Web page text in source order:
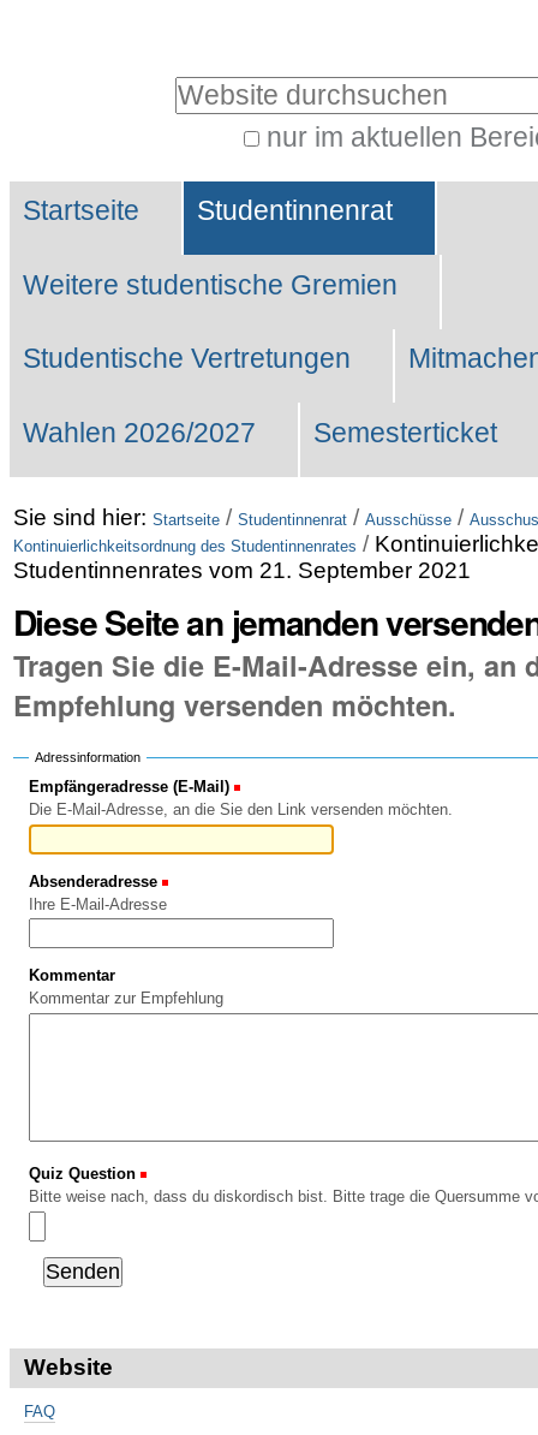
Website durchsuchen
nur im aktuellen
Suche…
Sektionen
Startseite Studentinnenrat
Weitere studentische Gremien
Studentische Vertretungen
Wahlen 2026/2027 Semesterticket
Sie sind hier: Startseite / Studentinnenrat / Ausschüsse /
Kontinuierlichkeitsordnung des Studentinnenrates /
Studentinnenrates vom 21. September 2021
Diese Seite an jemanden
Tragen Sie die E-Mail-Adresse ein, an
Empfehlung versenden möchten.
Adressinformation
Empfängeradresse (E-Mail)
Die E-Mail-Adresse, an die Sie den Link versenden möchten.
Absenderadresse
Ihre E-Mail-Adresse
Kommentar
Kommentar zur Empfehlung
Quiz Question
Bitte weise nach, dass du diskordisch bist. Bitte trage die Quersumme
Website
FAQ